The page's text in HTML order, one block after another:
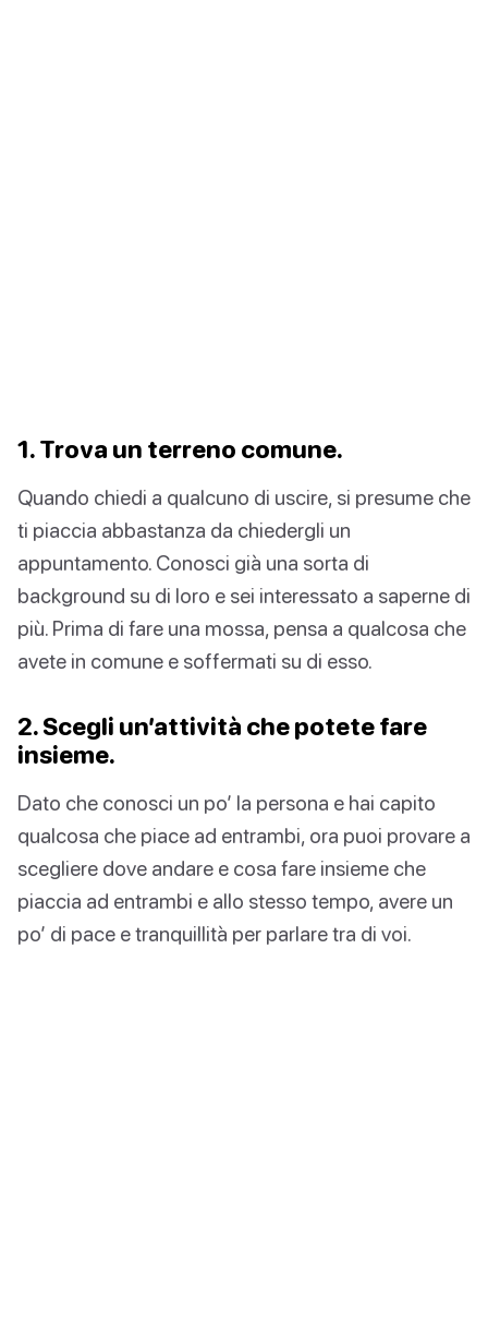
1. Trova un terreno comune.
Quando chiedi a qualcuno di uscire, si presume che
ti piaccia abbastanza da chiedergli un
appuntamento. Conosci già una sorta di
background su di loro e sei interessato a saperne di
più. Prima di fare una mossa, pensa a qualcosa che
avete in comune e soffermati su di esso.
2. Scegli un’attività che potete fare
insieme.
Dato che conosci un po’ la persona e hai capito
qualcosa che piace ad entrambi, ora puoi provare a
scegliere dove andare e cosa fare insieme che
piaccia ad entrambi e allo stesso tempo, avere un
po’ di pace e tranquillità per parlare tra di voi.